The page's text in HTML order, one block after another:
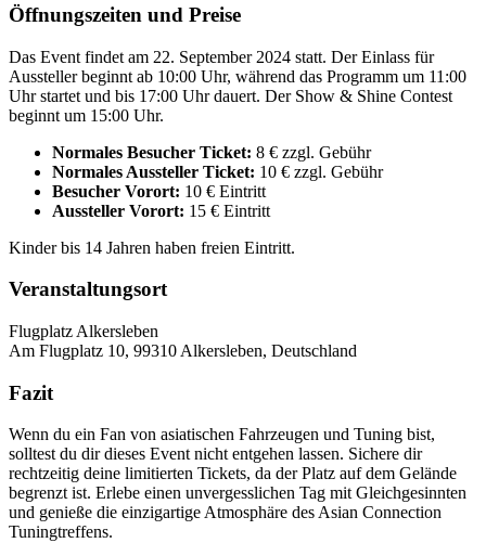
Öffnungszeiten und Preise
Das Event findet am 22. September 2024 statt. Der Einlass für
Aussteller beginnt ab 10:00 Uhr, während das Programm um 11:00
Uhr startet und bis 17:00 Uhr dauert. Der Show & Shine Contest
beginnt um 15:00 Uhr.
Normales Besucher Ticket: 8 € zzgl. Gebühr
Normales Aussteller Ticket: 10 € zzgl. Gebühr
Besucher Vorort: 10 € Eintritt
Aussteller Vorort: 15 € Eintritt
Kinder bis 14 Jahren haben freien Eintritt.
Veranstaltungsort
Flugplatz Alkersleben
Am Flugplatz 10, 99310 Alkersleben, Deutschland
Fazit
Wenn du ein Fan von asiatischen Fahrzeugen und Tuning bist,
solltest du dir dieses Event nicht entgehen lassen. Sichere dir
rechtzeitig deine limitierten Tickets, da der Platz auf dem Gelände
begrenzt ist. Erlebe einen unvergesslichen Tag mit Gleichgesinnten
und genieße die einzigartige Atmosphäre des Asian Connection
Tuningtreffens.